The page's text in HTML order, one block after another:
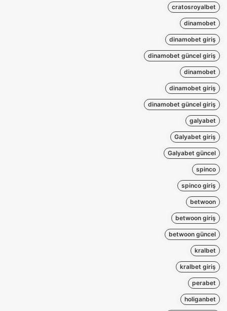
cratosroyalbet
dinamobet
dinamobet giriş
dinamobet güncel giriş
dinamobet
dinamobet giriş
dinamobet güncel giriş
galyabet
Galyabet giriş
Galyabet güncel
spinco
spinco giriş
betwoon
betwoon giriş
betwoon güncel
kralbet
kralbet giriş
perabet
holiganbet